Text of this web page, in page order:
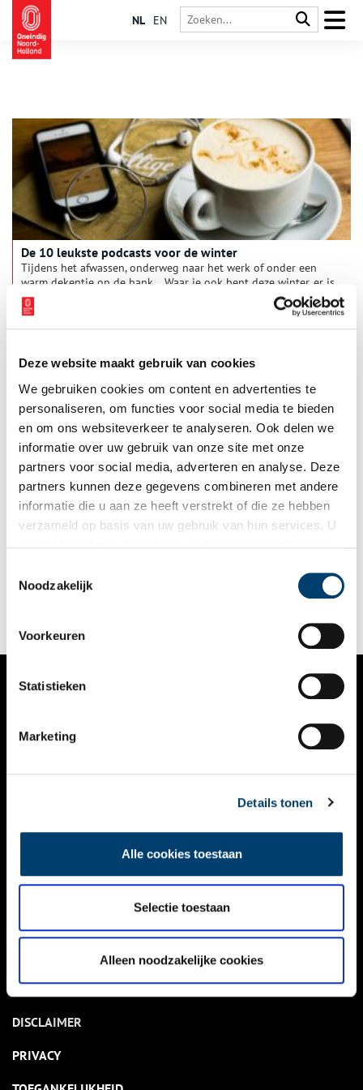
Deze website maakt gebruik van cookies
We gebruiken cookies om content en advertenties te
personaliseren, om functies voor social media te bieden
en om ons websiteverkeer te analyseren. Ook delen we
informatie over uw gebruik van onze site met onze
partners voor social media, adverteren en analyse. Deze
partners kunnen deze gegevens combineren met andere
informatie die u aan ze heeft verstrekt of die ze hebben
verzameld op basis van uw gebruik van hun services. U
Noodzakelijk
Voorkeuren
Statistieken
Marketing
Details tonen
Alle cookies toestaan
Selectie toestaan
Alleen noodzakelijke cookies
NL EN
De 10 leukste podcasts voor de winter
Tijdens het afwassen, onderweg naar het werk of onder een
warm dekentje op de bank… Waar je ook bent deze winter, er is
altijd tijd voor een interessante podcast op Spotify. De redactie
van Oneindig Noord-Holland heeft de tien leukste podcasts
over geschiedenis voor je op een rijtje gezet. Veel
10 podcasts die je niet mag missen!
Tijdens het afwassen, onderweg naar het werk of liggend op
de bank… Waar je ook bent, er is altijd tijd voor een
geschiedenis voor je op een rijtje gezet. Veel luisterplezier!
NIEUWS
KALENDER
ACTIVITEITEN
NIEUWSBRIEF
DISCLAIMER
PRIVACY